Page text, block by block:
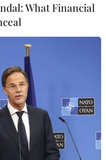
di chuyển gia súc trong đợt
Phúc Thọ, Hà Nội. (Ảnh:
What Financial